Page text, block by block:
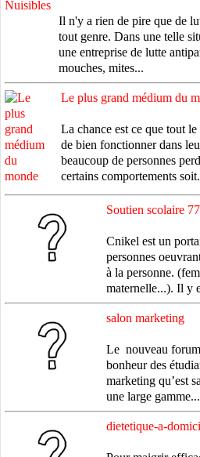
Il n'y a rien de pire que de
tout genre. Dans une telle
une entreprise de lutte
mouches, mites...
Le plus grand médium du
La chance est ce que tout
de bien fonctionner dans
beaucoup de personnes
certains comportements
Soutien scolaire 77
Cnikel est un
personnes
à la personne.
maternelle...). Il y
salon marketing
Le nouveau
bonheur des
marketing qu’est
une large gamme...
dietetique-a-